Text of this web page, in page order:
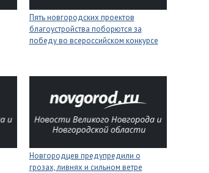
Пять новгородских проектов
благоустройства поборются за
победу во всероссийском конкурсе
Новгородцев предупредили о
грозах, ливнях и сильном ветре